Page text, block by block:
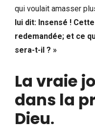
qui voulait amasser
lui dit: Insensé !
redemandée; et ce
sera-t-il ? »
La vraie
dans la
Dieu.